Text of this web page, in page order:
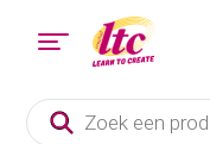
Producten
zoeken